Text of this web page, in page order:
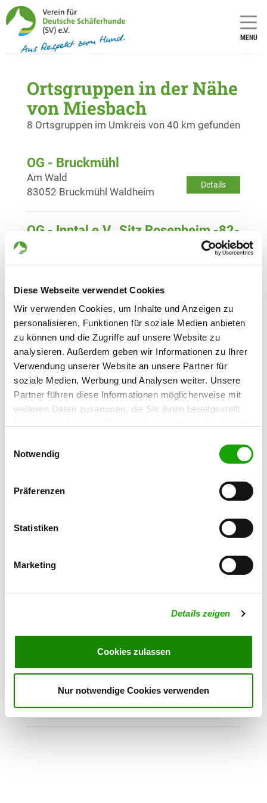
Diese Webseite verwendet Cookies
Wir verwenden Cookies, um Inhalte und Anzeigen zu
personalisieren, Funktionen für soziale Medien anbieten
zu können und die Zugriffe auf unsere Website zu
analysieren. Außerdem geben wir Informationen zu Ihrer
Verwendung unserer Website an unsere Partner für
soziale Medien, Werbung und Analysen weiter. Unsere
Partner führen diese Informationen möglicherweise mit
weiteren Daten zusammen, die Sie ihnen bereitgestellt
Cookies, wenn Sie unsere Webseite weiterhin nutzen.
Notwendig
Präferenzen
Statistiken
Marketing
Details zeigen
Cookies zulassen
Nur notwendige Cookies verwenden
MENU
Ortsgruppen in der Nähe
von Miesbach
8 Ortsgruppen im Umkreis von 40 km gefunden
OG - Bruckmühl
Details
Am Wald
83052 Bruckmühl Waldheim
OG - Inntal e.V., Sitz Rosenheim -82-
Details
OG - Kolbermoor, Krs. Bad Aibling
e.V.
Details
Feilnbacherstraße 9
83043 Bad Aibling
OG - München-Hinterbrühl-Solln
e.V.
Details
Morgensternstr. 31
OG - Putzbrunn
Details
85640 Putzbrunn
OG - Rosenheim e.V.
OG - Unterhaching-München-Ost
82008 Unterhaching
OG - München-Riem
Johann-Karg-Str. 1
85540 Haar